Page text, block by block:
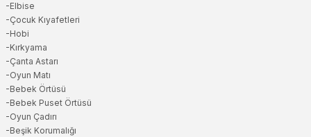
-Elbise
-Çocuk Kıyafetleri
-Hobi
-Kırkyama
-Çanta Astarı
-Oyun Matı
-Bebek Örtüsü
-Bebek Puset Örtüsü
-Oyun Çadırı
-Beşik Korumalığı